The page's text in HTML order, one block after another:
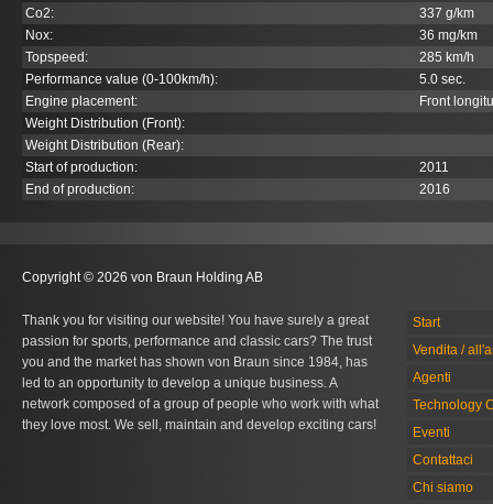
Co2:
337 g/km
Nox:
36 mg/km
Topspeed:
285 km/h
Performance value (0-100km/h):
5.0 sec.
Engine placement:
Front
Weight Distribution (Front):
Weight Distribution (Rear):
Start of production:
2011
End of production:
2016
Copyright © 2026 von Braun Holding AB
Thank you for visiting our website! You have surely a great
passion for sports, performance and classic cars? The trust
you and the market has shown von Braun since 1984, has
led to an opportunity to develop a unique business. A
network composed of a group of people who work with what
they love most. We sell, maintain and develop exciting cars!
Start
Vendita /
Agenti
Technology
Eventi
Contattaci
Chi siamo